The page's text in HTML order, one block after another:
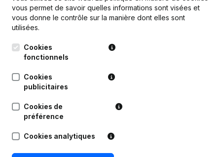
Publications de Cardinale Sud
Date Publication
13-04-2023
Autres Modifications, …) -
14-02-2017 Demissions, Nominations
vous permet de savoir quelles informations sont visées et
vous donne le contrôle sur la manière dont elles sont
utilisées.
Cookies
fonctionnels
Cookies
publicitaires
Cookies de
préférence
Cookies analytiques